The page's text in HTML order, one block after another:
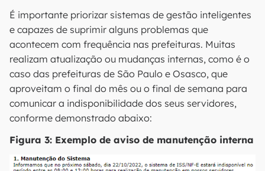
É importante priorizar sistemas de gestão inteligentes
e capazes de suprimir alguns problemas que
acontecem com frequência nas prefeituras. Muitas
realizam atualização ou mudanças internas, como é o
caso das prefeituras de São Paulo e Osasco, que
aproveitam o final do mês ou o final de semana para
comunicar a indisponibilidade dos seus servidores,
conforme demonstrado abaixo:
Figura 3: Exemplo de aviso de manutenção interna